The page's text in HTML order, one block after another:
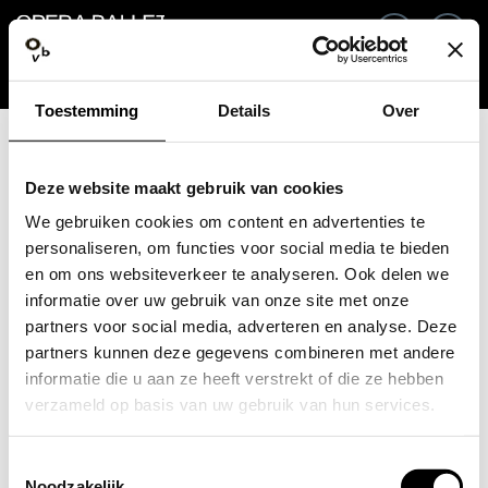
Toestemming Details Over
Deze website maakt gebruik van cookies
We gebruiken cookies om content en advertenties te
personaliseren, om functies voor social media te bieden
en om ons websiteverkeer te analyseren. Ook delen we
informatie over uw gebruik van onze site met onze
partners voor social media, adverteren en analyse. Deze
partners kunnen deze gegevens combineren met andere
informatie die u aan ze heeft verstrekt of die ze hebben
verzameld op basis van uw gebruik van hun services.
Wachtwoord Wachtwoord vergeten?
Account maken